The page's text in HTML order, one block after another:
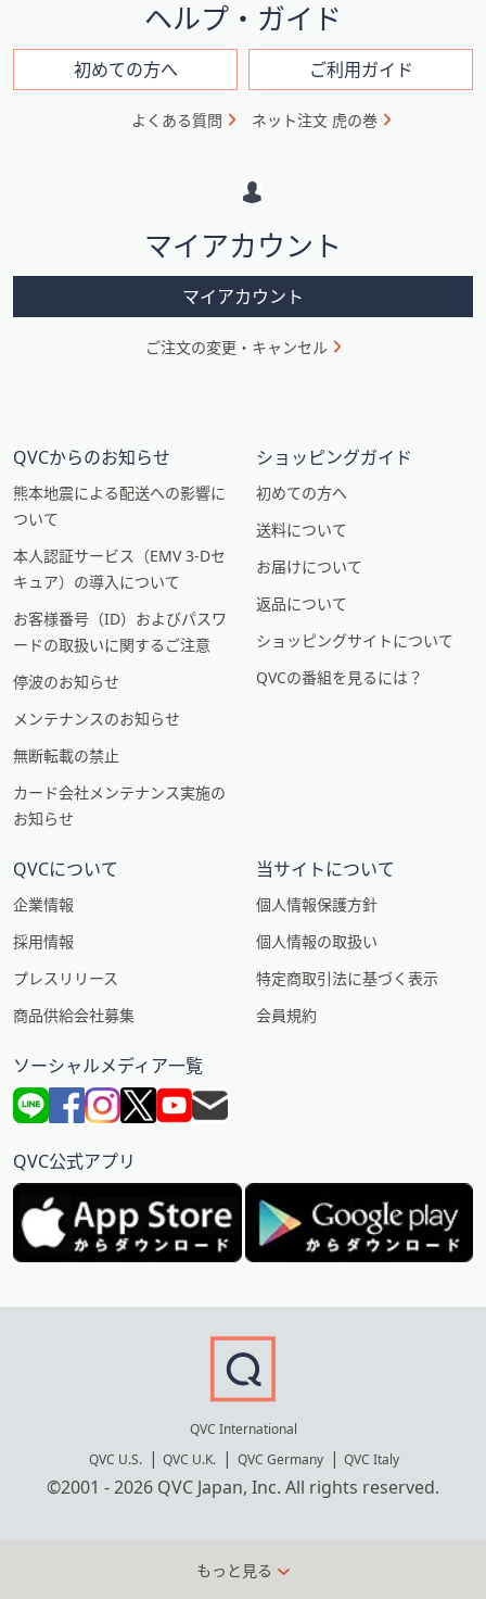
ン
ン
ヘルプ・ガイド
初めての方へ ご利用ガイド
よくある質問 ネット注文 虎の巻
マイアカウント
マイアカウント
ご注文の変更・キャンセル
QVCからのお知らせ
熊本地震による配送への影響に
ついて
本人認証サービス（EMV 3-Dセ
キュア）の導入について
お客様番号（ID）およびパスワ
ードの取扱いに関するご注意
停波のお知らせ
メンテナンスのお知らせ
無断転載の禁止
カード会社メンテナンス実施の
お知らせ
ショッピングガイド
初めての方へ
送料について
お届けについて
返品について
ショッピングサイトについて
QVCの番組を見るには？
QVCについて
企業情報
採用情報
プレスリリース
商品供給会社募集
当サイトについて
個人情報保護方針
個人情報の取扱い
特定商取引法に基づく表示
会員規約
ソーシャルメディア一覧
QVC公式アプリ
QVC International
QVC U.S.
QVC U.K. QVC Germany QVC Italy
©2001 - 2026 QVC Japan, Inc. All rights reserved.
もっと見る